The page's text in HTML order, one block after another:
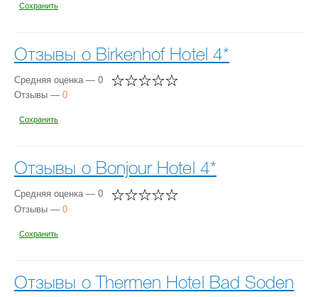
Сохранить
Отзывы о Birkenhof Hotel 4*
Средняя оценка — 0
Отзывы — 0
Сохранить
Отзывы о Bonjour Hotel 4*
Средняя оценка — 0
Отзывы — 0
Сохранить
Отзывы о Thermen Hotel Bad Soden